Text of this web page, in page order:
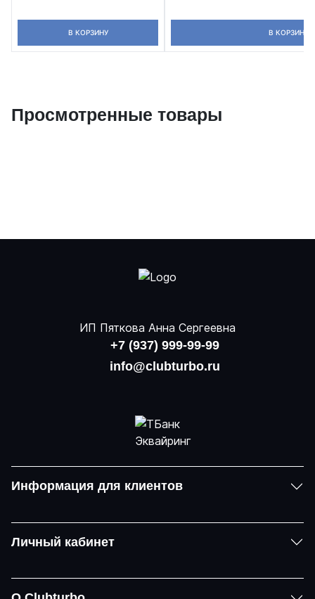
В КОРЗИНУ В КОРЗИНУ
Просмотренные товары
ИП Пяткова Анна Сергеевна
+7 (937) 999-99-99
info@clubturbo.ru
Информация для клиентов
Личный кабинет